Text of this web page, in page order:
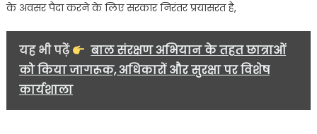
के अवसर पैदा करने के लिए सरकार निरंतर प्रयासरत है,
यह भी पढ़ें
बाल संरक्षण अभियान के तहत छात्राओं
को किया जागरूक, अधिकारों और सुरक्षा पर विशेष
कार्यशाला